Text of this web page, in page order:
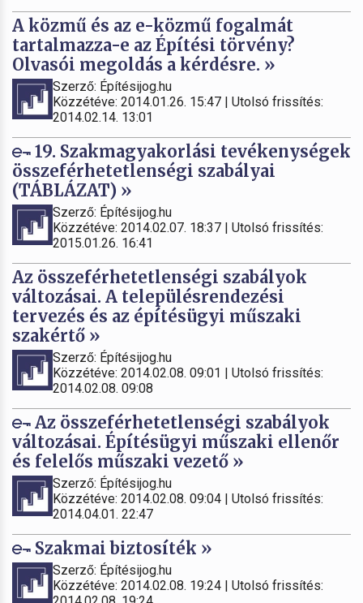
A közmű és az e-közmű fogalmát
tartalmazza-e az Építési törvény?
Olvasói megoldás a kérdésre. »
Szerző: Építésijog.hu
Közzétéve: 2014.01.26. 15:47 | Utolsó frissítés:
2014.02.14. 13:01
19. Szakmagyakorlási tevékenységek
összeférhetetlenségi szabályai
(TÁBLÁZAT) »
Szerző: Építésijog.hu
Közzétéve: 2014.02.07. 18:37 | Utolsó frissítés:
2015.01.26. 16:41
Az összeférhetetlenségi szabályok
változásai. A településrendezési
tervezés és az építésügyi műszaki
szakértő »
Szerző: Építésijog.hu
Közzétéve: 2014.02.08. 09:01 | Utolsó frissítés:
2014.02.08. 09:08
Az összeférhetetlenségi szabályok
változásai. Építésügyi műszaki ellenőr
és felelős műszaki vezető »
Szerző: Építésijog.hu
Közzétéve: 2014.02.08. 09:04 | Utolsó frissítés:
2014.04.01. 22:47
Szakmai biztosíték »
Szerző: Építésijog.hu
Közzétéve: 2014.02.08. 19:24 | Utolsó frissítés: